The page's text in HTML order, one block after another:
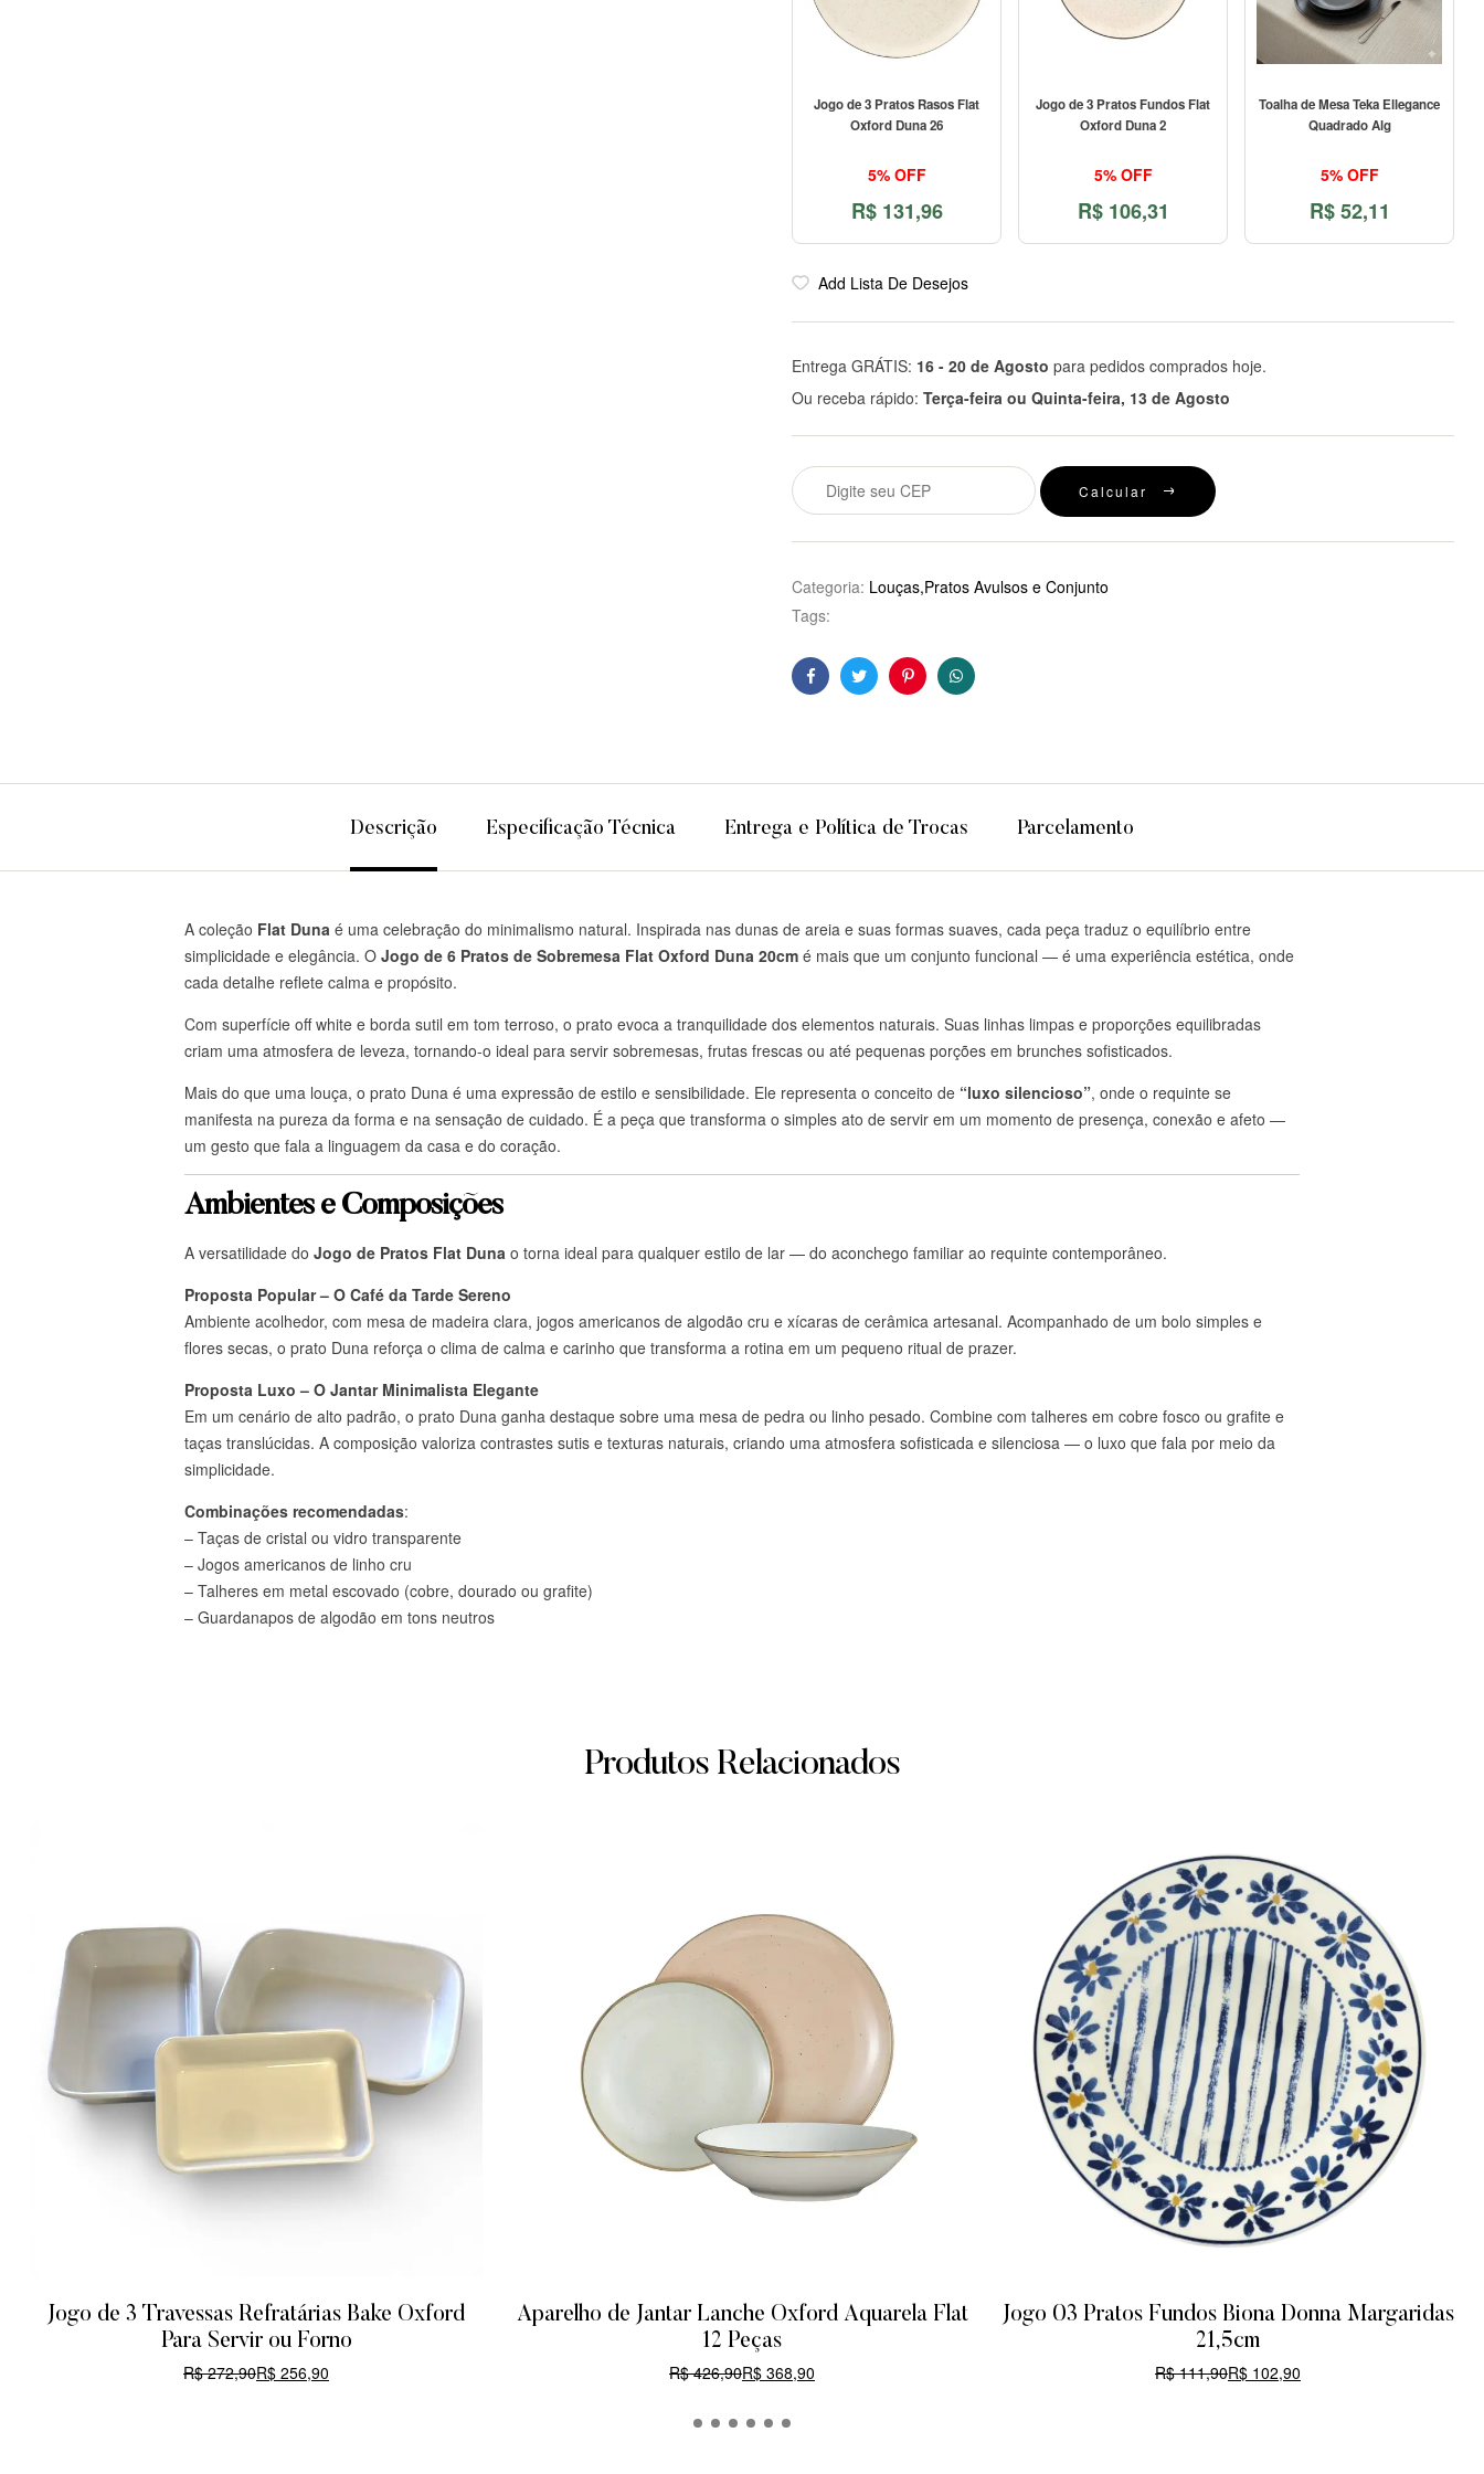
Jogo de 3 Pratos Rasos Flat
Oxford Duna 26
5% OFF
R$131,96
Jogo de 3 Pratos Fundos Flat
Oxford Duna 2
5% OFF
R$106,31
Toalha de Mesa Teka Ellegance
Quadrado Alg
5% OFF
R$52,11
Add Lista De Desejos
Entrega GRÁTIS: 16 - 20 de Agosto para pedidos comprados hoje.
Ou receba rápido: Terça-feira ou Quinta-feira, 13 de Agosto
Calcular
Categoria: Louças,Pratos Avulsos e Conjunto
Tags:
FacebookTwitterPinterestWhatsApp
Descrição Especificação Técnica Entrega e Política de Trocas Parcelamento
A coleção Flat Duna é uma celebração do minimalismo natural. Inspirada nas dunas de areia e suas formas suaves, cada peça traduz o equilíbrio entre
simplicidade e elegância. O Jogo de 6 Pratos de Sobremesa Flat Oxford Duna 20cm é mais que um conjunto funcional — é uma experiência estética, onde
cada detalhe reflete calma e propósito.
Com superfície off white e borda sutil em tom terroso, o prato evoca a tranquilidade dos elementos naturais. Suas linhas limpas e proporções equilibradas
criam uma atmosfera de leveza, tornando-o ideal para servir sobremesas, frutas frescas ou até pequenas porções em brunches sofisticados.
Mais do que uma louça, o prato Duna é uma expressão de estilo e sensibilidade. Ele representa o conceito de “luxo silencioso”, onde o requinte se
manifesta na pureza da forma e na sensação de cuidado. É a peça que transforma o simples ato de servir em um momento de presença, conexão e afeto —
um gesto que fala a linguagem da casa e do coração.
Ambientes e Composições
A versatilidade do Jogo de Pratos Flat Duna o torna ideal para qualquer estilo de lar — do aconchego familiar ao requinte contemporâneo.
Proposta Popular – O Café da Tarde Sereno
Ambiente acolhedor, com mesa de madeira clara, jogos americanos de algodão cru e xícaras de cerâmica artesanal. Acompanhado de um bolo simples e
flores secas, o prato Duna reforça o clima de calma e carinho que transforma a rotina em um pequeno ritual de prazer.
Proposta Luxo – O Jantar Minimalista Elegante
Em um cenário de alto padrão, o prato Duna ganha destaque sobre uma mesa de pedra ou linho pesado. Combine com talheres em cobre fosco ou grafite e
taças translúcidas. A composição valoriza contrastes sutis e texturas naturais, criando uma atmosfera sofisticada e silenciosa — o luxo que fala por meio da
simplicidade.
Combinações recomendadas:
– Taças de cristal ou vidro transparente
– Jogos americanos de linho cru
– Talheres em metal escovado (cobre, dourado ou grafite)
– Guardanapos de algodão em tons neutros
Produtos Relacionados
Jogo de 3 Travessas Refratárias Bake Oxford
Para Servir ou Forno
R$272,90R$ 256,90
Aparelho de Jantar Lanche Oxford Aquarela Flat
12 Peças
R$426,90R$ 368,90
Jogo 03 Pratos Fundos Biona Donna Margaridas
21,5cm
R$111,90R$ 102,90